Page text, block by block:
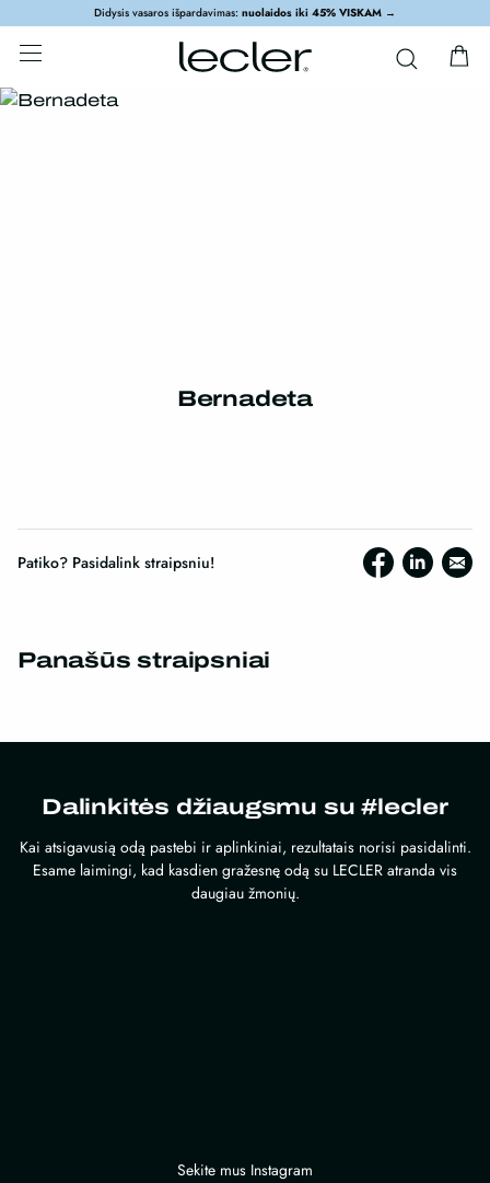
Didysis vasaros išpardavimas: nuolaidos iki 45% VISKAM →
Bernadeta
Patiko? Pasidalink straipsniu!
Panašūs straipsniai
Dalinkitės džiaugsmu su #lecler
Kai atsigavusią odą pastebi ir aplinkiniai, rezultatais norisi pasidalinti.
Esame laimingi, kad kasdien gražesnę odą su LECLER atranda vis
daugiau žmonių.
Sekite mus Instagram